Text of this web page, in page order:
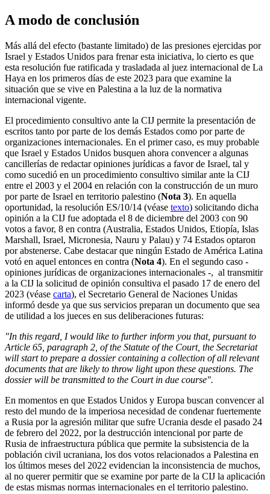
A modo de conclusión
Más allá del efecto (bastante limitado) de las presiones ejercidas por
Israel y Estados Unidos para frenar esta iniciativa, lo cierto es que
esta resolución fue ratificada y trasladada al juez internacional de La
Haya en los primeros días de este 2023 para que examine la
situación que se vive en Palestina a la luz de la normativa
internacional vigente.
El procedimiento consultivo ante la CIJ permite la presentación de
escritos tanto por parte de los demás Estados como por parte de
organizaciones internacionales. En el primer caso, es muy probable
que Israel y Estados Unidos busquen ahora convencer a algunas
cancillerías de redactar opiniones jurídicas a favor de Israel, tal y
como sucedió en un procedimiento consultivo similar ante la CIJ
entre el 2003 y el 2004 en relación con la construcción de un muro
por parte de Israel en territorio palestino (Nota 3). En aquella
oportunidad, la resolución ES/10/14 (véase texto) solicitando dicha
opinión a la CIJ fue adoptada el 8 de diciembre del 2003 con 90
votos a favor, 8 en contra (Australia, Estados Unidos, Etiopía, Islas
Marshall, Israel, Micronesia, Nauru y Palau) y 74 Estados optaron
por abstenerse. Cabe destacar que ningún Estado de América Latina
votó en aquel entonces en contra (Nota 4). En el segundo caso -
opiniones jurídicas de organizaciones internacionales -, al transmitir
a la CIJ la solicitud de opinión consultiva el pasado 17 de enero del
2023 (véase carta), el Secretario General de Naciones Unidas
informó desde ya que sus servicios preparan un documento que sea
de utilidad a los jueces en sus deliberaciones futuras:
"In this regard, I would like to further inform you that, pursuant to
Article 65, paragraph 2, of the Statute of the Court, the Secretariat
will start to prepare a dossier containing a collection of all relevant
documents that are likely to throw light upon these questions. The
dossier will be transmitted to the Court in due course".
En momentos en que Estados Unidos y Europa buscan convencer al
resto del mundo de la imperiosa necesidad de condenar fuertemente
a Rusia por la agresión militar que sufre Ucrania desde el pasado 24
de febrero del 2022, por la destrucción intencional por parte de
Rusia de infraestructura pública que permite la subsistencia de la
población civil ucraniana, los dos votos relacionados a Palestina en
los últimos meses del 2022 evidencian la inconsistencia de muchos,
al no querer permitir que se examine por parte de la CIJ la aplicación
de estas mismas normas internacionales en el territorio palestino.